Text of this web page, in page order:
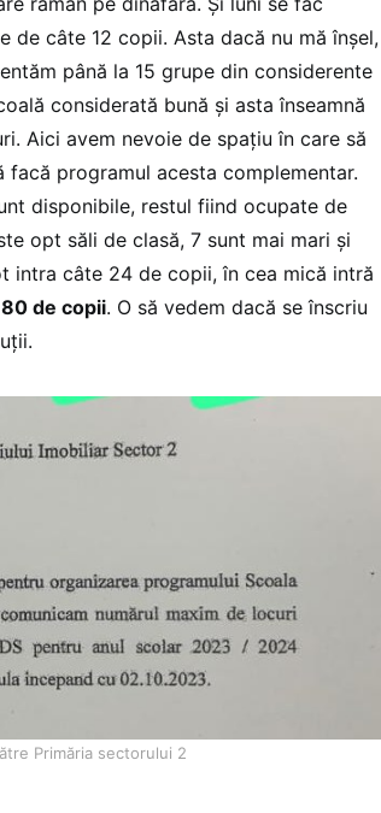
de câte 12 copii. Asta dacă nu mă înșel,
până la 15 grupe din considerente
considerată bună și asta înseamnă
Aici avem nevoie de spațiu în care să
programul acesta complementar.
disponibile, restul fiind ocupate de
opt săli de clasă, 7 sunt mai mari și
intra câte 24 de copii, în cea mică intră
de copii. O să vedem dacă se înscriu
Primăria sectorului 2